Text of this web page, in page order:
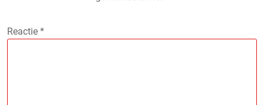
Reactie *